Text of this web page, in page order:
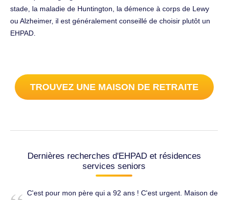
stade, la maladie de Huntington, la démence à corps de Lewy
ou Alzheimer, il est généralement conseillé de choisir plutôt un
EHPAD.
TROUVEZ UNE MAISON DE RETRAITE
Dernières recherches d'EHPAD et résidences
services seniors
C'est pour mon père qui a 92 ans ! C'est urgent. Maison de